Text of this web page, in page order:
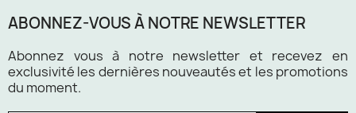
ABONNEZ-VOUS À NOTRE NEWSLETTER
Abonnez vous à notre newsletter et recevez en
exclusivité les dernières nouveautés et les promotions
du moment.